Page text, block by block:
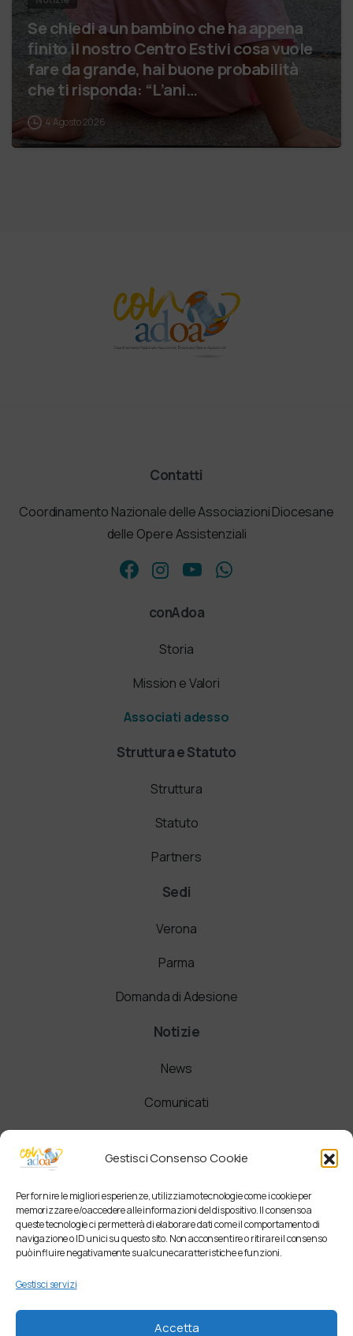
Gestisci Consenso Cookie
Per fornire le migliori esperienze, utilizziamo tecnologie come i cookie per
memorizzare e/o accedere alle informazioni del dispositivo. Il consenso a
queste tecnologie ci permetterà di elaborare dati come il comportamento di
navigazione o ID unici su questo sito. Non acconsentire o ritirare il consenso
può influire negativamente su alcune caratteristiche e funzioni.
Gestisci servizi
Accetta
Se chiedi a un bambino che ha appena
finito il nostro Centro Estivi cosa vuole
fare da grande, hai buone probabilità
che ti risponda: “L’ani…
4 Agosto 2026
Contatti
Coordinamento Nazionale delle Associazioni Diocesane
delle Opere Assistenziali
conAdoa
Storia
Mission e Valori
Associati adesso
Struttura e Statuto
Struttura
Statuto
Partners
Sedi
Verona
Parma
Domanda di Adesione
Notizie
News
Comunicati